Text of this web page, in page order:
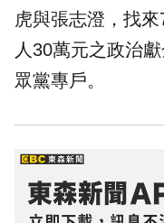
虎與張志澄，找
人30萬元之政治
眾黨專戶。